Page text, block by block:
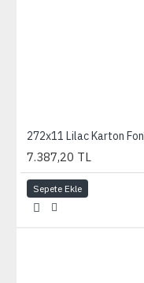
272x11 Lilac Karton Fon
7.387,20 TL
Sepete Ekle